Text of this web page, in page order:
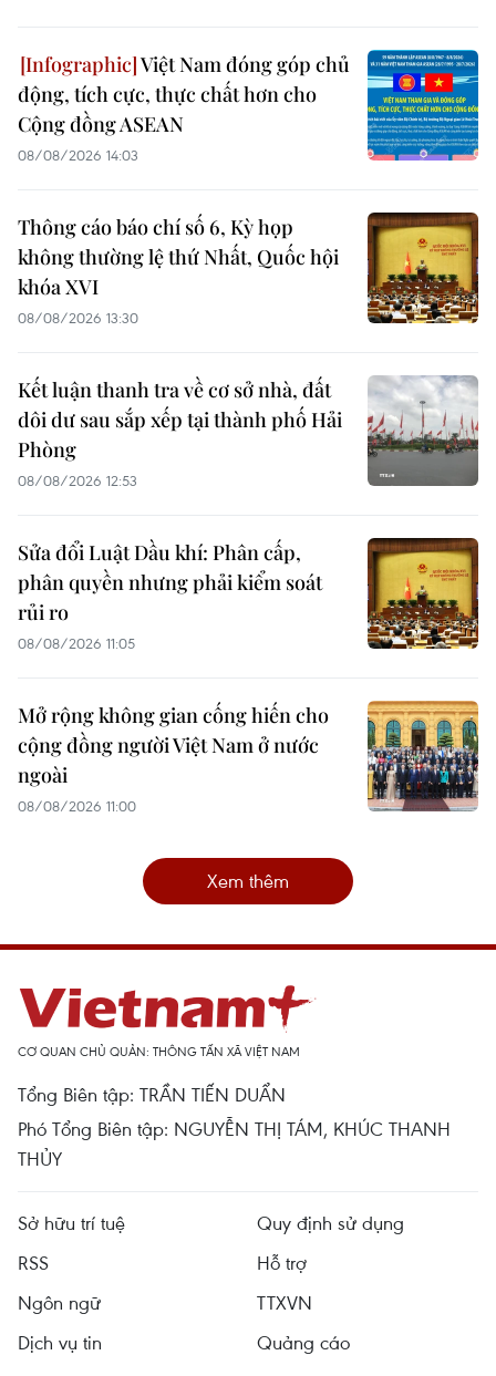
Việt Nam đóng góp chủ
động, tích cực, thực chất hơn cho
Cộng đồng ASEAN
08/08/2026 14:03
Thông cáo báo chí số 6, Kỳ họp
không thường lệ thứ Nhất, Quốc hội
khóa XVI
08/08/2026 13:30
Kết luận thanh tra về cơ sở nhà, đất
dôi dư sau sắp xếp tại thành phố Hải
Phòng
08/08/2026 12:53
Sửa đổi Luật Dầu khí: Phân cấp,
phân quyền nhưng phải kiểm soát
rủi ro
08/08/2026 11:05
Mở rộng không gian cống hiến cho
cộng đồng người Việt Nam ở nước
ngoài
08/08/2026 11:00
Xem thêm
CƠ QUAN CHỦ QUẢN: THÔNG TẤN XÃ VIỆT NAM
Tổng Biên tập: TRẦN TIẾN DUẨN
Phó Tổng Biên tập: NGUYỄN THỊ TÁM, KHÚC THANH
THỦY
Sở hữu trí tuệ
Quy định sử dụng
RSS
Hỗ trợ
Ngôn ngữ
TTXVN
Dịch vụ tin
Quảng cáo